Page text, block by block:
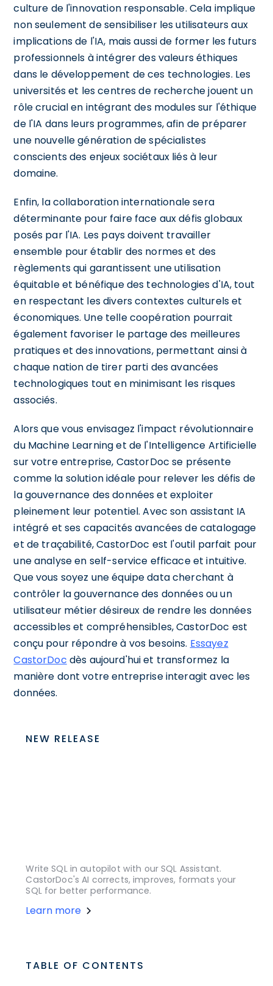
culture de l'innovation responsable. Cela implique
non seulement de sensibiliser les utilisateurs aux
implications de l'IA, mais aussi de former les futurs
professionnels à intégrer des valeurs éthiques
dans le développement de ces technologies. Les
universités et les centres de recherche jouent un
rôle crucial en intégrant des modules sur l'éthique
de l'IA dans leurs programmes, afin de préparer
une nouvelle génération de spécialistes
conscients des enjeux sociétaux liés à leur
domaine.
Enfin, la collaboration internationale sera
déterminante pour faire face aux défis globaux
posés par l'IA. Les pays doivent travailler
ensemble pour établir des normes et des
règlements qui garantissent une utilisation
équitable et bénéfique des technologies d'IA, tout
en respectant les divers contextes culturels et
économiques. Une telle coopération pourrait
également favoriser le partage des meilleures
pratiques et des innovations, permettant ainsi à
chaque nation de tirer parti des avancées
technologiques tout en minimisant les risques
associés.
Alors que vous envisagez l'impact révolutionnaire
du Machine Learning et de l'Intelligence Artificielle
sur votre entreprise, CastorDoc se présente
comme la solution idéale pour relever les défis de
la gouvernance des données et exploiter
pleinement leur potentiel. Avec son assistant IA
intégré et ses capacités avancées de catalogage
et de traçabilité, CastorDoc est l'outil parfait pour
une analyse en self-service efficace et intuitive.
Que vous soyez une équipe data cherchant à
contrôler la gouvernance des données ou un
utilisateur métier désireux de rendre les données
accessibles et compréhensibles, CastorDoc est
conçu pour répondre à vos besoins. Essayez
CastorDoc dès aujourd'hui et transformez la
manière dont votre entreprise interagit avec les
données.
NEW RELEASE
Write SQL in autopilot with our SQL Assistant.
CastorDoc's AI corrects, improves, formats your
SQL for better performance.
Learn more
TABLE OF CONTENTS